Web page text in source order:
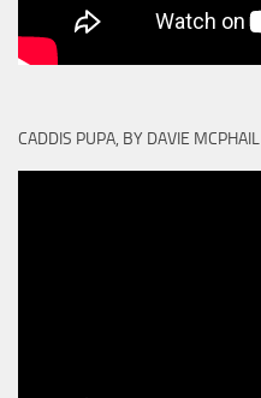
CADDIS PUPA, BY DAVIE MCPHAIL